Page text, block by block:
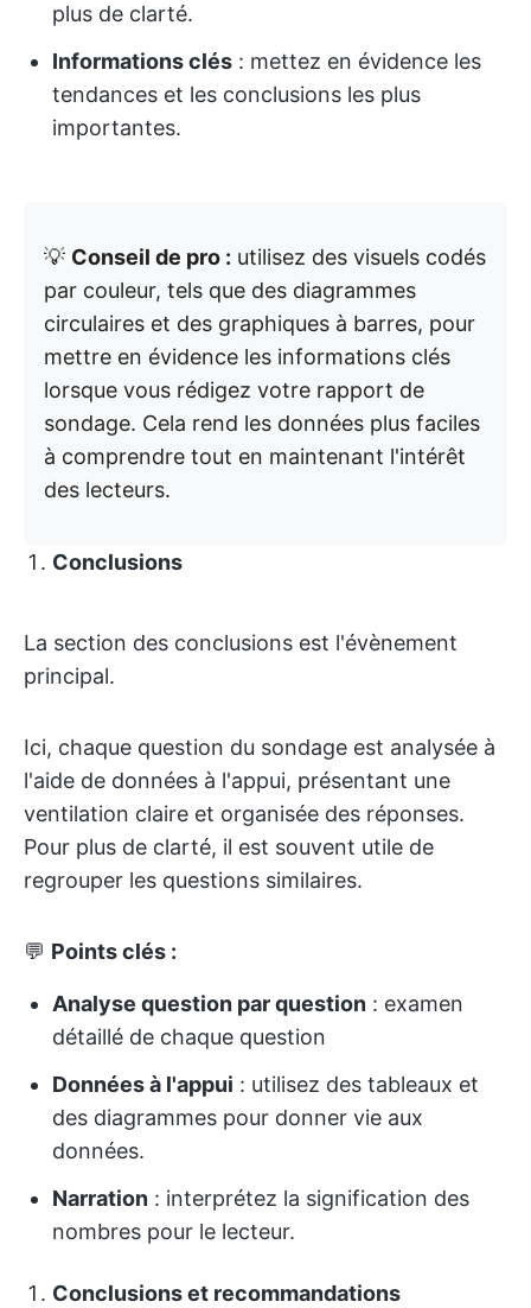
plus de clarté.
Informations clés : mettez en évidence les
tendances et les conclusions les plus
importantes.
💡 Conseil de pro : utilisez des visuels codés
par couleur, tels que des diagrammes
circulaires et des graphiques à barres, pour
mettre en évidence les informations clés
lorsque vous rédigez votre rapport de
sondage. Cela rend les données plus faciles
à comprendre tout en maintenant l'intérêt
des lecteurs.
Conclusions
La section des conclusions est l'évènement
principal.
Ici, chaque question du sondage est analysée à
l'aide de données à l'appui, présentant une
ventilation claire et organisée des réponses.
Pour plus de clarté, il est souvent utile de
regrouper les questions similaires.
💬 Points clés :
Analyse question par question : examen
détaillé de chaque question
Données à l'appui : utilisez des tableaux et
des diagrammes pour donner vie aux
données.
Narration : interprétez la signification des
nombres pour le lecteur.
Conclusions et recommandations